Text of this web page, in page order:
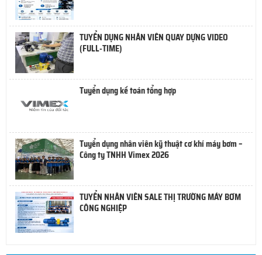
TUYỂN DỤNG NHÂN VIÊN QUAY DỰNG VIDEO
(FULL-TIME)
Tuyển dụng kế toán tổng hợp
Tuyển dụng nhân viên kỹ thuật cơ khí máy bơm –
Công ty TNHH Vimex 2026
TUYỂN NHÂN VIÊN SALE THỊ TRƯỜNG MÁY BƠM
CÔNG NGHIỆP